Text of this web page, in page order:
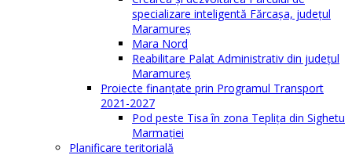
specializare inteligentă Fărcașa, județul
Maramureș
Mara Nord
Reabilitare Palat Administrativ din județul
Maramureș
Proiecte finanțate prin Programul Transport
2021-2027
Pod peste Tisa în zona Teplița din Sighetu
Marmației
Planificare teritorială